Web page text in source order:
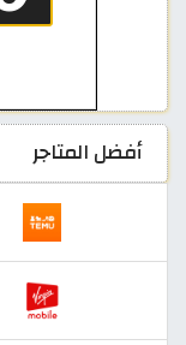
أفضل المتاجر